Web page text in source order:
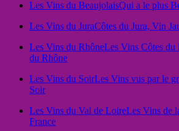
Les Vins du BeaujolaisQui a le plus
Les Vins du JuraCôtes du Jura, Vin
Les Vins du RhôneLes Vins Côtes du
du Rhône
Les Vins du SoirLes Vins vus par le
Soir
Les Vins du Val de LoireLes Vins de
France